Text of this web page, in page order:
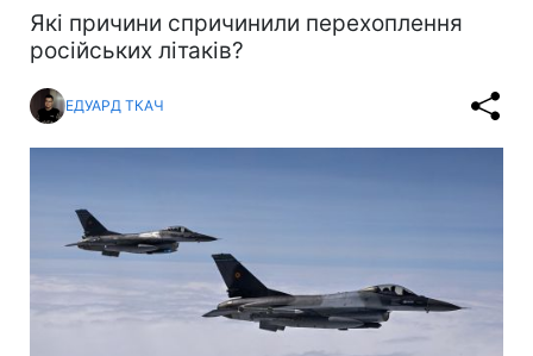
Які причини спричинили перехоплення
російських літаків?
ЕДУАРД ТКАЧ